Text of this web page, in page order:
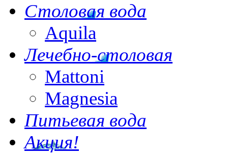
Столовая вода
Aquila
Лечебно-столовая
Mattoni
Magnesia
Питьевая вода
Акция!